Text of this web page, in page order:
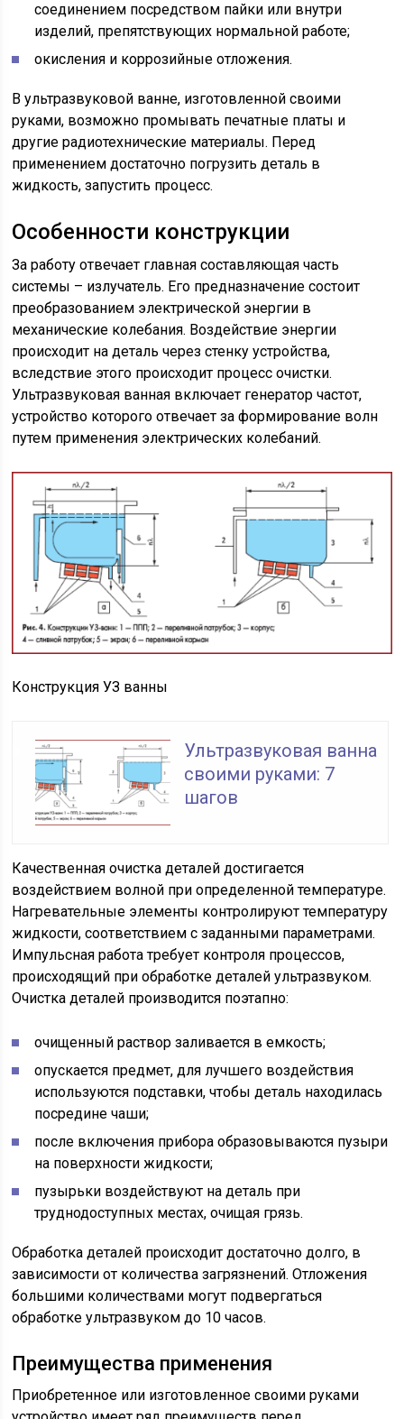
соединением посредством пайки или внутри
изделий, препятствующих нормальной работе;
окисления и коррозийные отложения.
В ультразвуковой ванне, изготовленной своими
руками, возможно промывать печатные платы и
другие радиотехнические материалы. Перед
применением достаточно погрузить деталь в
жидкость, запустить процесс.
Особенности конструкции
За работу отвечает главная составляющая часть
системы – излучатель. Его предназначение состоит
преобразованием электрической энергии в
механические колебания. Воздействие энергии
происходит на деталь через стенку устройства,
вследствие этого происходит процесс очистки.
Ультразвуковая ванная включает генератор частот,
устройство которого отвечает за формирование волн
путем применения электрических колебаний.
Конструкция УЗ ванны
Ультразвуковая ванна
своими руками: 7
шагов
Качественная очистка деталей достигается
воздействием волной при определенной температуре.
Нагревательные элементы контролируют температуру
жидкости, соответствием с заданными параметрами.
Импульсная работа требует контроля процессов,
происходящий при обработке деталей ультразвуком.
Очистка деталей производится поэтапно:
очищенный раствор заливается в емкость;
опускается предмет, для лучшего воздействия
используются подставки, чтобы деталь находилась
посредине чаши;
после включения прибора образовываются пузыри
на поверхности жидкости;
пузырьки воздействуют на деталь при
труднодоступных местах, очищая грязь.
Обработка деталей происходит достаточно долго, в
зависимости от количества загрязнений. Отложения
большими количествами могут подвергаться
обработке ультразвуком до 10 часов.
Преимущества применения
Приобретенное или изготовленное своими руками